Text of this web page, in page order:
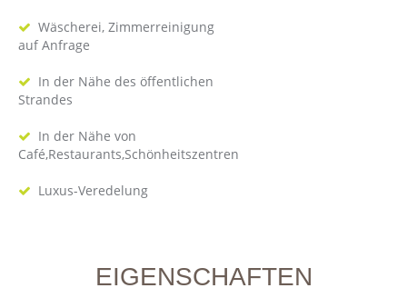
Wäscherei, Zimmerreinigung
auf Anfrage
In der Nähe des öffentlichen
Strandes
In der Nähe von
Café,Restaurants,Schönheitszentren
Luxus-Veredelung
EIGENSCHAFTEN